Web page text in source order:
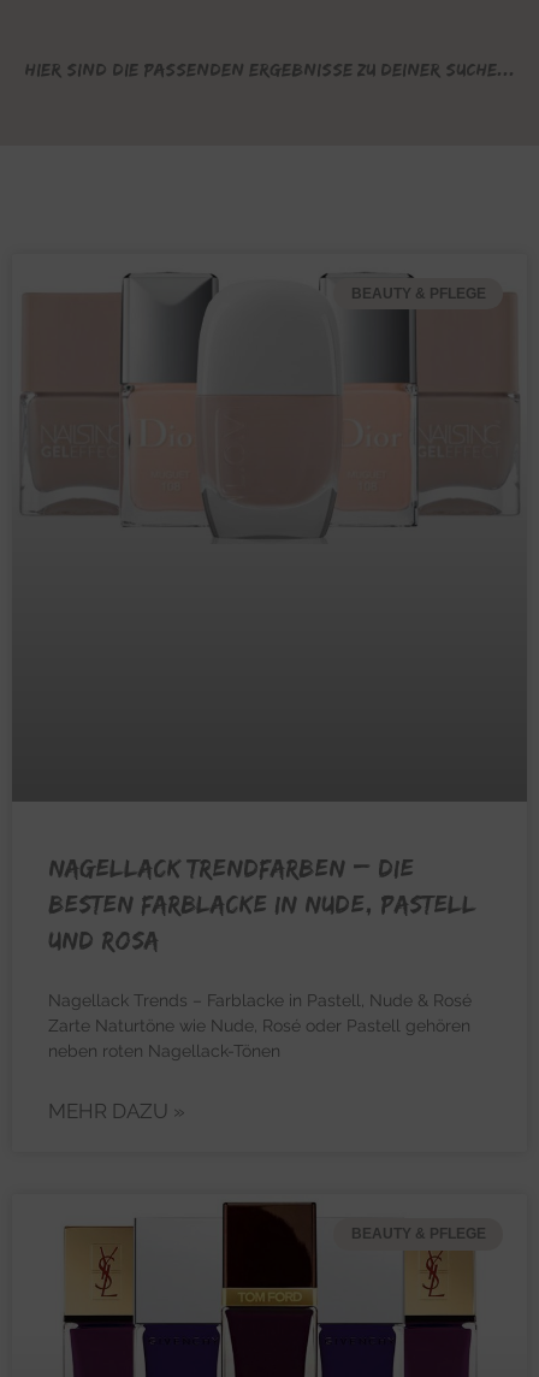
Hier sind die passenden Ergebnisse zu deiner Suche...
BEAUTY & PFLEGE
NAGELLACK TRENDFARBEN – Die
besten Farblacke in Nude, Pastell
und Rosa
Nagellack Trends – Farblacke in Pastell, Nude & Rosé
Zarte Naturtöne wie Nude, Rosé oder Pastell gehören
neben roten Nagellack-Tönen
MEHR DAZU »
BEAUTY & PFLEGE